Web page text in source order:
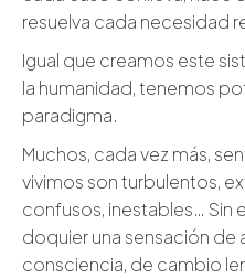
resuelva cada necesidad
Igual que creamos este
la humanidad, tenemos
paradigma.
Muchos, cada vez más,
vivimos son turbulentos,
confusos, inestables… Sin
doquier una sensación de
consciencia, de cambio